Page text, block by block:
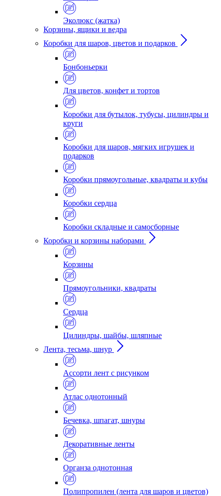
Эколюкс (жатка)
Корзины, ящики и ведра
Коробки для шаров, цветов и подарков
Бонбоньерки
Для цветов, конфет и тортов
Коробки для бутылок, тубусы, цилиндры и
круги
Коробки для шаров, мягких игрушек и
подарков
Коробки прямоугольные, квадраты и кубы
Коробки сердца
Коробки складные и самосборные
Коробки и корзины наборами
Корзины
Прямоугольники, квадраты
Сердца
Цилиндры, шайбы, шляпные
Лента, тесьма, шнур
Ассорти лент с рисунком
Атлас однотонный
Бечевка, шпагат, шнуры
Декоративные ленты
Органза однотонная
Полипропилен (лента для шаров и цветов)